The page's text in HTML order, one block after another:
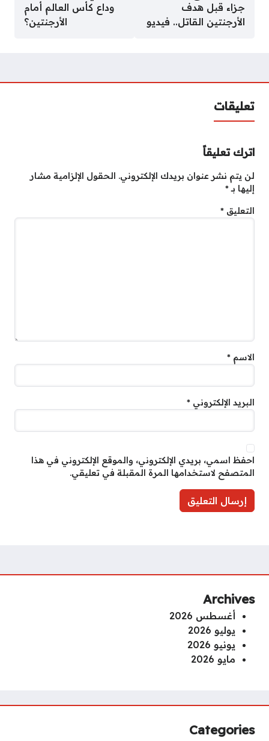
جزاء قبل هدف
الأرجنتين القاتل.. فيديو
وداع كأس العالم أمام
الأرجنتين؟
تعليقات
اترك تعليقاً
لن يتم نشر عنوان بريدك الإلكتروني. الحقول الإلزامية مشار
إليها بـ*
التعليق *
الاسم *
البريد الإلكتروني *
احفظ اسمي، بريدي الإلكتروني، والموقع الإلكتروني في هذا
المتصفح لاستخدامها المرة المقبلة في تعليقي.
Archives
أغسطس 2026
يوليو 2026
يونيو 2026
مايو 2026
Categories